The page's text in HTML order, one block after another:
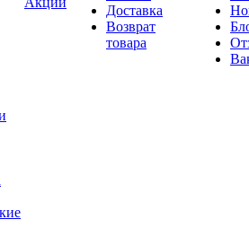
Доставка
Возврат
товара